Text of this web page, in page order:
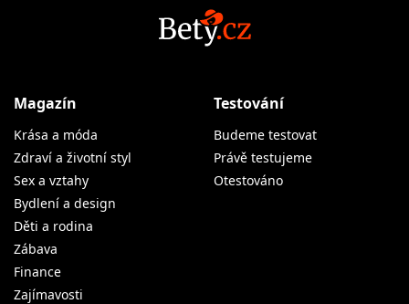
Magazín
Krása a móda
Zdraví a životní styl
Sex a vztahy
Bydlení a design
Děti a rodina
Zábava
Finance
Zajímavosti
Testování
Budeme testovat
Právě testujeme
Otestováno